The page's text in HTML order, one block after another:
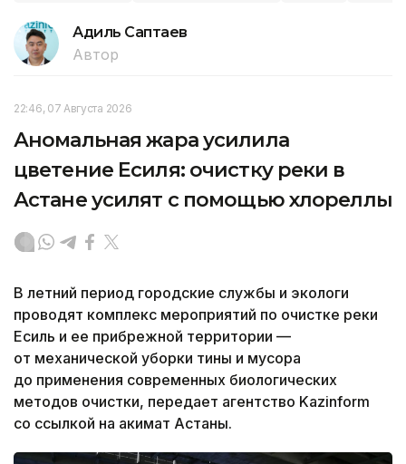
Адиль Саптаев
Автор
22:46, 07 Августа 2026
Аномальная жара усилила
цветение Есиля: очистку реки в
Астане усилят с помощью хлореллы
В летний период городские службы и экологи
проводят комплекс мероприятий по очистке реки
Есиль и ее прибрежной территории —
от механической уборки тины и мусора
до применения современных биологических
методов очистки, передает агентство Kazinform
со ссылкой на акимат Астаны.